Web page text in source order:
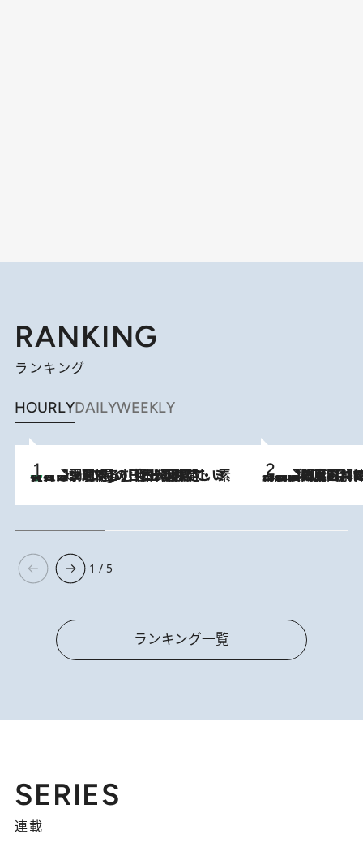
RANKING
ランキング
HOURLYDAILYWEEKLY
3 Hours Ago
【大分・別府】「今一番おいしい食材を調理する」1日2組限定・ミシュラン2ツ星の日本料理店で、素材と四季を愉しむ極上の時間 2026.8.8
「最後に見られてよかった」上野動物園の東園パンダ舎が解体前に特別公開。8月16日まで延長されたパネル展と共に辿る“半世紀”のパンダ飼育《解体工事の図面あり》
1 / 5
ランキング一覧
SERIES
連載